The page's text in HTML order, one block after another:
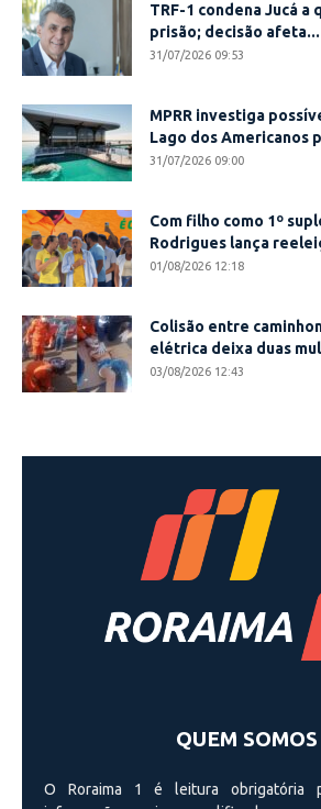
TRF-1 condena Jucá a
prisão; decisão afeta...
31/07/2026 09:53
MPRR investiga
Lago dos Americanos
31/07/2026 09:00
Com filho como 1º
Rodrigues lança
01/08/2026 12:18
Colisão entre
elétrica deixa duas
03/08/2026 12:43
QUEM SOMOS
O Roraima 1 é leitura obrigatória